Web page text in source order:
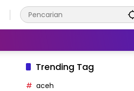
Trending Tag
aceh